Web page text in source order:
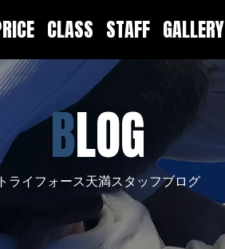
PRICE CLASS STAFF GALLERY
BLOG
トライフォース天満スタッフブログ